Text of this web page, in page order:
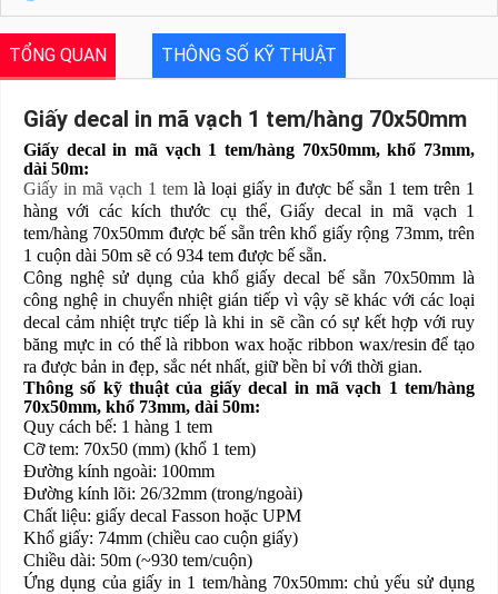
TỔNG QUAN THÔNG SỐ KỸ THUẬT
Giấy decal in mã vạch 1 tem/hàng 70x50mm
Giấy decal in mã vạch 1 tem/hàng 70x50mm, khổ 73mm,
dài 50m:
Giấy in mã vạch 1 temlà loại giấy in được bế sẵn 1 tem trên 1
hàng với các kích thước cụ thể, Giấy decal in mã vạch 1
tem/hàng 70x50mm được bế sẵn trên khổ giấy rộng 73mm, trên
1 cuộn dài 50m sẽ có 934 tem được bế sẵn.
Công nghệ sử dụng của khổ giấy decal bế sẵn 70x50mm là
công nghệ in chuyển nhiệt gián tiếp vì vậy sẽ khác với các loại
decal cảm nhiệt trực tiếp là khi in sẽ cần có sự kết hợp với ruy
băng mực in có thể là ribbon wax hoặc ribbon wax/resin để tạo
ra được bản in đẹp, sắc nét nhất, giữ bền bỉ với thời gian.
Thông số kỹ thuật của giấy decal in mã vạch 1 tem/hàng
70x50mm, khổ 73mm, dài 50m:
Quy cách bế: 1 hàng 1 tem
Cỡ tem: 70x50 (mm) (khổ 1 tem)
Đường kính ngoài: 100mm
Đường kính lõi: 26/32mm (trong/ngoài)
Chất liệu: giấy decal Fasson hoặc UPM
Khổ giấy: 74mm (chiều cao cuộn giấy)
Chiều dài: 50m (~930 tem/cuộn)
Ứng dụng của giấy in 1 tem/hàng 70x50mm: chủ yếu sử dụng